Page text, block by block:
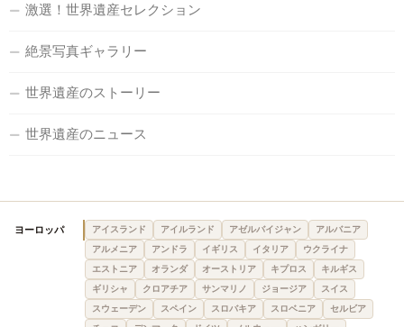
激選！世界遺産セレクション
絶景写真ギャラリー
世界遺産のストーリー
世界遺産のニュース
ヨーロッパ アイスランド アイルランド アゼルバイジャン
アルバニア
アルメニア
アンドラ イギリス イタリア
ウクライナ
エストニア
オランダ オーストリア キプロス
キルギス
ギリシャ
クロアチア サンマリノ ジョージア
スイス
スウェーデン
スペイン スロバキア スロベニア
セルビア